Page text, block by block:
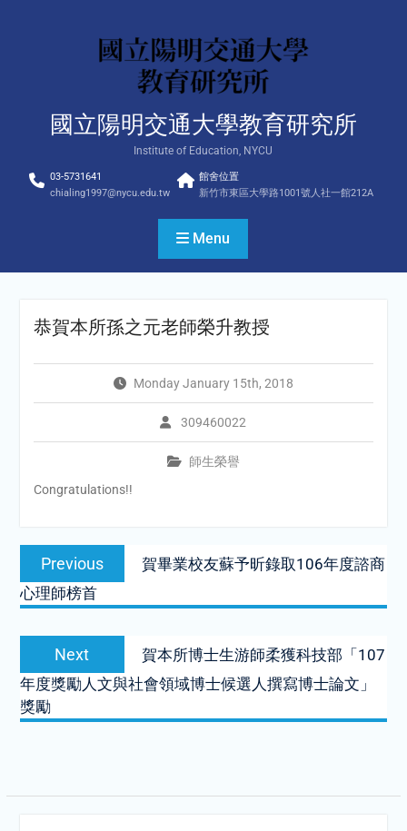
國立陽明交通大學教育研究所
Institute of Education, NYCU
03-5731641
chialing1997@nycu.edu.tw
館舍位置
新竹市東區大學路1001號人社一館212A
Menu
恭賀本所孫之元老師榮升教授
Monday January 15th, 2018
309460022
師生榮譽
Congratulations!!
Post
navigation
Previous
Previous
post:
賀畢業校友蘇予昕錄取106年度諮商
心理師榜首
Next
Next
post:
賀本所博士生游師柔獲科技部「107
年度獎勵人文與社會領域博士候選人撰寫博士論文」
獎勵